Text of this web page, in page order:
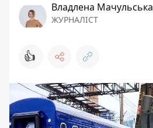
Владлена Мачульська
ЖУРНАЛІСТ
👍